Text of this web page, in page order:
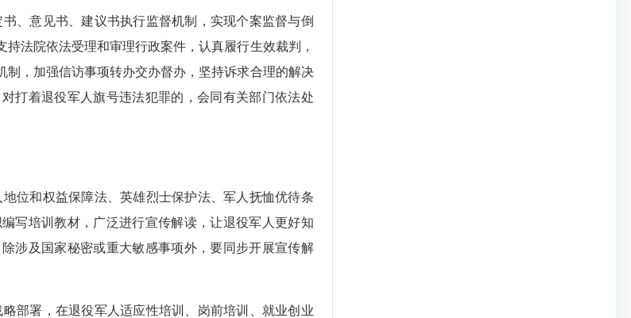
意见书、建议书执行监督机制，实现个案监督与倒
法院依法受理和审理行政案件，认真履行生效裁判，
，加强信访事项转办交办督办，坚持诉求合理的解决
打着退役军人旗号违法犯罪的，会同有关部门依法处
和权益保障法、英雄烈士保护法、军人抚恤优待条
写培训教材，广泛进行宣传解读，让退役军人更好知
涉及国家秘密或重大敏感事项外，要同步开展宣传解
署，在退役军人适应性培训、岗前培训、就业创业